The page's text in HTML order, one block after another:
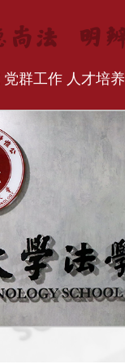
党群工作 人才培养